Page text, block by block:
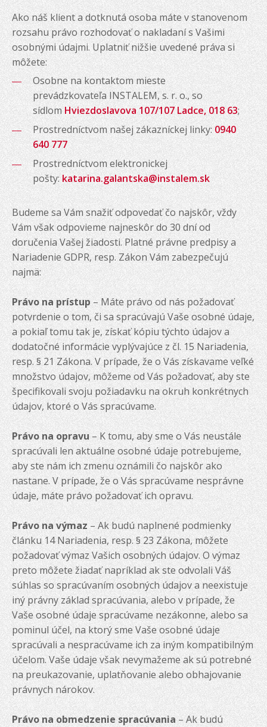
Ako náš klient a dotknutá osoba máte v stanovenom
rozsahu právo rozhodovať o nakladaní s Vašimi
osobnými údajmi. Uplatniť nižšie uvedené práva si
môžete:
Osobne na kontaktom mieste
prevádzkovateľa INSTALEM, s. r. o., so
sídlomHviezdoslavova 107/107 Ladce, 018 63;
Prostredníctvom našej zákazníckej linky:0940
640 777
Prostredníctvom elektronickej
pošty: katarina.galantska@instalem.sk
Budeme sa Vám snažiť odpovedať čo najskôr, vždy
Vám však odpovieme najneskôr do 30 dní od
doručenia Vašej žiadosti. Platné právne predpisy a
Nariadenie GDPR, resp. Zákon Vám zabezpečujú
najmä:
Právo na prístup– Máte právo od nás požadovať
potvrdenie o tom, či sa spracúvajú Vaše osobné údaje,
a pokiaľ tomu tak je, získať kópiu týchto údajov a
dodatočné informácie vyplývajúce z čl. 15 Nariadenia,
resp. § 21 Zákona. V prípade, že o Vás získavame veľké
množstvo údajov, môžeme od Vás požadovať, aby ste
špecifikovali svoju požiadavku na okruh konkrétnych
údajov, ktoré o Vás spracúvame.
Právo na opravu– K tomu, aby sme o Vás neustále
spracúvali len aktuálne osobné údaje potrebujeme,
aby ste nám ich zmenu oznámili čo najskôr ako
nastane. V prípade, že o Vás spracúvame nesprávne
údaje, máte právo požadovať ich opravu.
Právo na výmaz– Ak budú naplnené podmienky
článku 14 Nariadenia, resp. § 23 Zákona, môžete
požadovať výmaz Vašich osobných údajov. O výmaz
preto môžete žiadať napríklad ak ste odvolali Váš
súhlas so spracúvaním osobných údajov a neexistuje
iný právny základ spracúvania, alebo v prípade, že
Vaše osobné údaje spracúvame nezákonne, alebo sa
pominul účel, na ktorý sme Vaše osobné údaje
spracúvali a nespracúvame ich za iným kompatibilným
účelom. Vaše údaje však nevymažeme ak sú potrebné
na preukazovanie, uplatňovanie alebo obhajovanie
právnych nárokov.
Právo na obmedzenie spracúvania– Ak budú